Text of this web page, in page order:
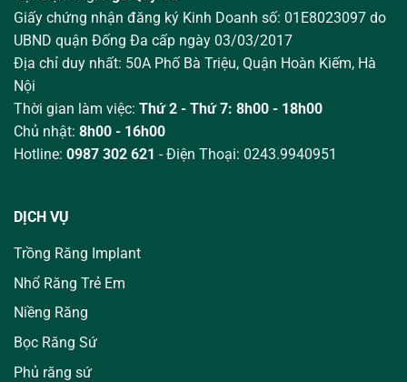
Giấy chứng nhận đăng ký Kinh Doanh số: 01E8023097 do
UBND quận Đống Đa cấp ngày 03/03/2017
Địa chỉ duy nhất: 50A Phố Bà Triệu, Quận Hoàn Kiếm, Hà
Nội
Thời gian làm việc: Thứ 2 - Thứ 7: 8h00 - 18h00
Chủ nhật: 8h00 - 16h00
Hotline: 0987 302 621 - Điện Thoại: 0243.9940951
DỊCH VỤ
Trồng Răng Implant
Nhổ Răng Trẻ Em
Niềng Răng
Bọc Răng Sứ
Phủ răng sứ